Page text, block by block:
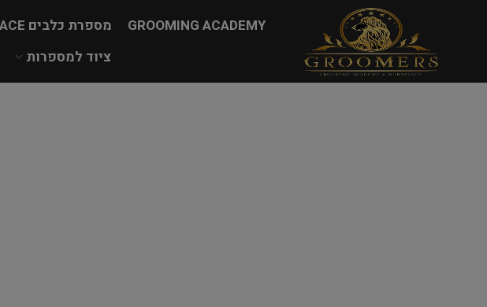
GROOMING ACADEMY מספרת כלבים WORK SPACE
ציוד למספרות